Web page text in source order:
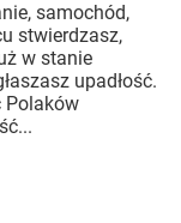
samochód,
stwierdzasz,
w stanie
upadłość.
Polaków